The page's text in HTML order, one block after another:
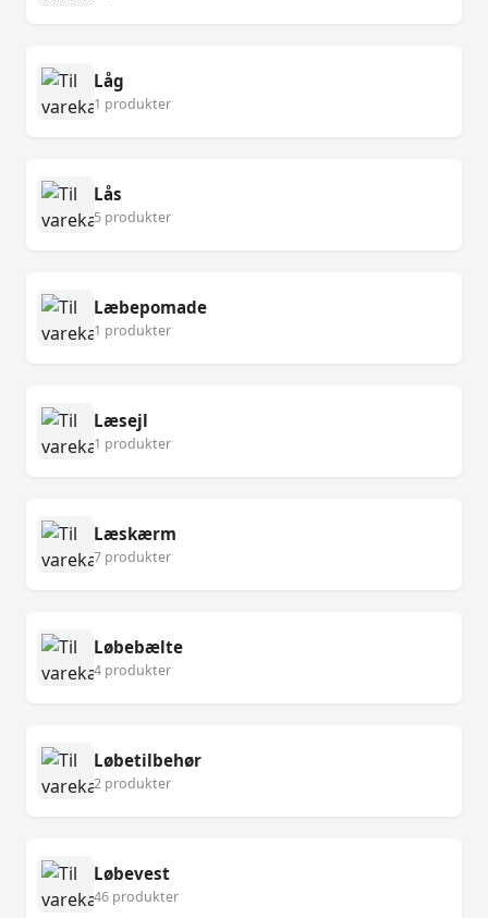
Låg
1 produkter
Lås
5 produkter
Læbepomade
1 produkter
Læsejl
1 produkter
Læskærm
7 produkter
Løbebælte
4 produkter
Løbetilbehør
2 produkter
Løbevest
46 produkter